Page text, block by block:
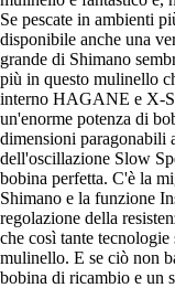
Se pescate in ambienti
disponibile anche una
grande di Shimano
più in questo mulinello
interno HAGANE e X-
un'enorme potenza di
dimensioni
dell'oscillazione Slow
bobina perfetta. C'è la
Shimano e la funzione
regolazione della
che così tante
mulinello. E se ciò non
bobina di ricambio e un